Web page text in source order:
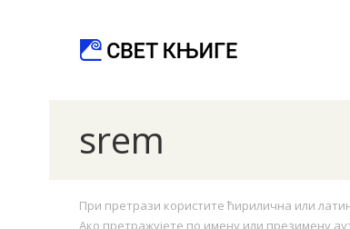
srem
При претрази користите ћирилична или
Ако претражујете по имену или презимену